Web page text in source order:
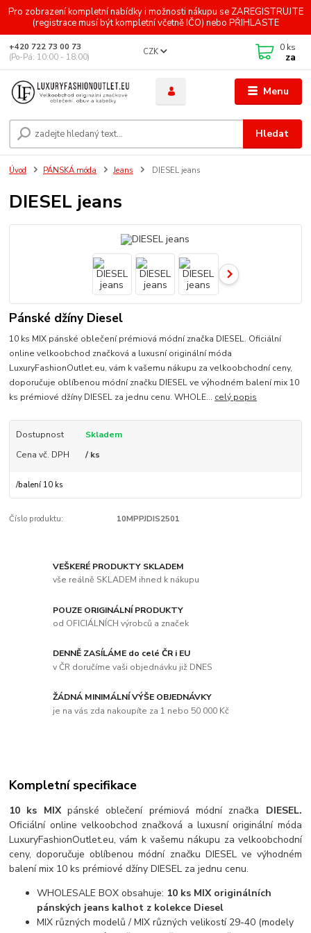
Pro zobrazení kompletní nabídky i možnosti nákupu se ZAREGISTRUJTE
(registrace musí být kompletní včetně IČO) nebo PŘIHLASTE
Menu
CZK
Hledat
+420 722 73 00 73
(Po-Pá: 10:00 - 18:00)
0 ks
za
Úvod PÁNSKÁ móda Jeans DIESEL jeans
DIESEL jeans
Pánské džíny Diesel
10 ks MIX pánské oblečení prémiová módní značka DIESEL. Oficiální
online velkoobchod značková a luxusní originální móda
LuxuryFashionOutlet.eu, vám k vašemu nákupu za velkoobchodní ceny,
doporučuje oblíbenou módní značku DIESEL ve výhodném balení mix 10
ks prémiové džíny DIESEL za jednu cenu. WHOLE... celý popis
Dostupnost
Skladem
Cena vč. DPH
/ ks
/balení 10 ks
Číslo produktu: 10MPPJDIS2501
VEŠKERÉ PRODUKTY SKLADEM
vše reálně SKLADEM ihned k nákupu
POUZE ORIGINÁLNÍ PRODUKTY
od OFICIÁLNÍCH výrobců a značek
DENNĚ ZASÍLÁME do celé ČR i EU
v ČR doručíme vaši objednávku již DNES
ŽÁDNÁ MINIMÁLNÍ VÝŠE OBJEDNÁVKY
je na vás zda nakoupíte za 1 nebo 50 000 Kč
Kompletní specifikace
10 ks MIXpánské oblečení prémiová módní značka DIESEL.
Oficiální online velkoobchod značková a luxusní originální móda
LuxuryFashionOutlet.eu, vám k vašemu nákupu za velkoobchodní
ceny, doporučuje oblíbenou módní značku DIESEL ve výhodném
balení mix 10 ks prémiové džíny DIESEL za jednu cenu.
WHOLESALE BOX obsahuje: 10 ks MIX originálních
pánských jeans kalhot z kolekce Diesel
MIX různých modelů / MIX různých velikostí 29-40 (modely